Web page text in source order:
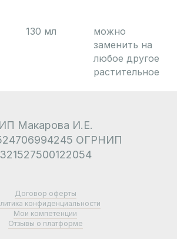
130 мл
можно
заменить на
любое другое
растительное
ИП Макарова И.Е.
ОГРНИП
321527500122054
Договор оферты
конфиденциальности
Мои компетенции
Отзывы о платформе